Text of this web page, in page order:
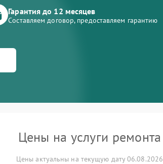
Гарантия до 12 месяцев
Составляем договор, предоставляем гарантию
Цены на услуги ремонта
Цены актуальны на текущую дату 06.08.2026